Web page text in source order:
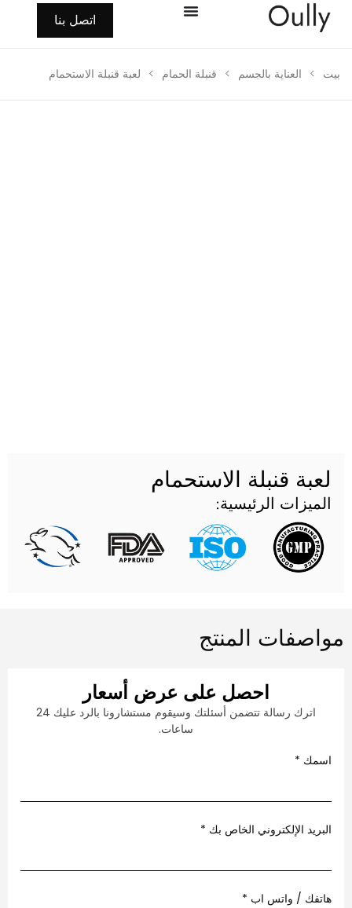
اتصل بنا
العناية بالجسم > قنبلة الحمام > لعبة قنبلة الاستحمام
قنبلة الاستحمام
الرئيسية:
المنتج
احصل على عرض أسعار
اترك رسالة تتضمن أسئلتك وسيقوم مستشارونا بالرد عليك 24
ساعات.
*
الإلكتروني الخاص بك *
/ واتس اب *